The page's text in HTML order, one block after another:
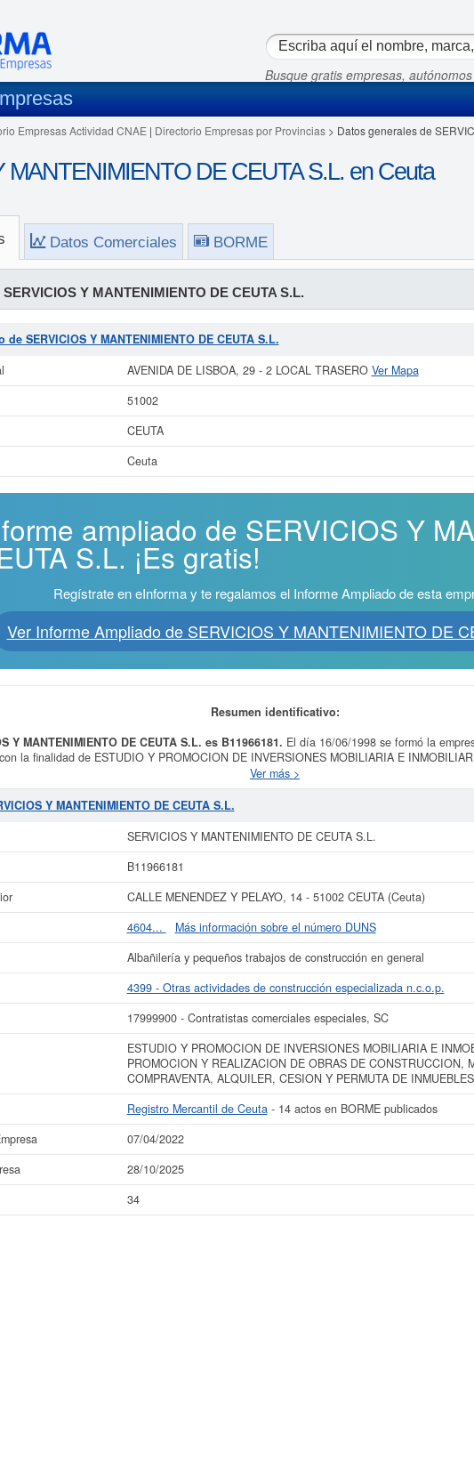
Busque gratis empresas,
Empresas Actividad CNAE | Directorio Empresas por Provincias> Datos generales de
MANTENIMIENTO DE CEUTA S.L. en Ceuta
Datos Comerciales BORME
SERVICIOS Y MANTENIMIENTO DE CEUTA S.L.
SERVICIOS Y MANTENIMIENTO DE CEUTA S.L.
AVENIDA DE LISBOA, 29 - 2 LOCAL TRASERO Ver Mapa
51002
CEUTA
Ceuta
ampliado de SERVICIOS Y
S.L. ¡Es gratis!
Regístrate en eInforma y te regalamos el Informe Ampliado de esta
Ver Informe Ampliado de SERVICIOS Y MANTENIMIENTO DE
Resumen identificativo:
Y MANTENIMIENTO DE CEUTA S.L. es B11966181. El día 16/06/1998 se formó la
con la finalidad de ESTUDIO Y PROMOCION DE INVERSIONES MOBILIARIA E
DE CONSTRUCCION, MEJORA Y CONSERVACION. COMPRAVENTA, ALQUILER,
TERRENO.. Está dentro de la categoría CNAE 4399 - Otras actividades de construcción
DE CEUTA S.L. se encuentra en la clasificación SIC correspondiente a la
a algunas subvenciones. Descubra a cuales desde aquí. Su capital se sitúa alrededor
en conocer más datos de la empresa SERVICIOS Y MANTENIMIENTO DE CEUTA S.L.
de SERVICIOS Y MANTENIMIENTO DE CEUTA S.L. y consultar los resultados de sus años
cuentas de resultados disponibles.
La última actualización del informe de empresa se ha realizado el 07/04/2022.
Ver más >
Y MANTENIMIENTO DE CEUTA S.L.
SERVICIOS Y MANTENIMIENTO DE CEUTA S.L.
B11966181
CALLE MENENDEZ Y PELAYO, 14 - 51002 CEUTA (Ceuta)
4604...
Más información sobre el número DUNS
Albañilería y pequeños trabajos de construcción en general
4399 - Otras actividades de construcción especializada n.c.o.p.
17999900 - Contratistas comerciales especiales, SC
ESTUDIO Y PROMOCION DE INVERSIONES MOBILIARIA E
PROMOCION Y REALIZACION DE OBRAS DE CONSTRUCCION,
COMPRAVENTA, ALQUILER, CESION Y PERMUTA DE
Registro Mercantil de Ceuta- 14 actos en BORME publicados
07/04/2022
28/10/2025
34